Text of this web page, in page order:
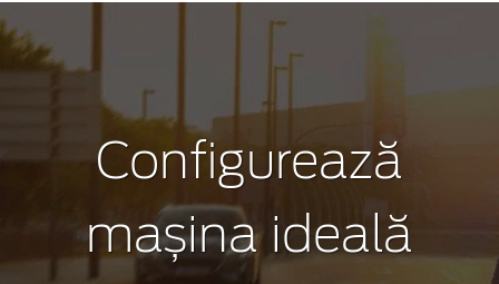
Configurează
mașina ideală